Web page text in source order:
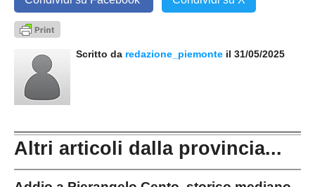
Scritto da redazione_piemonte il 31/05/2025
Altri articoli dalla provincia...